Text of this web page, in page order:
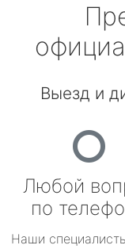
Выезд и
Любой
по
Наши